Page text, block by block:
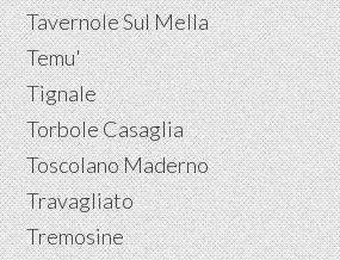
Tavernole Sul Mella
Temu'
Tignale
Torbole Casaglia
Toscolano Maderno
Travagliato
Tremosine